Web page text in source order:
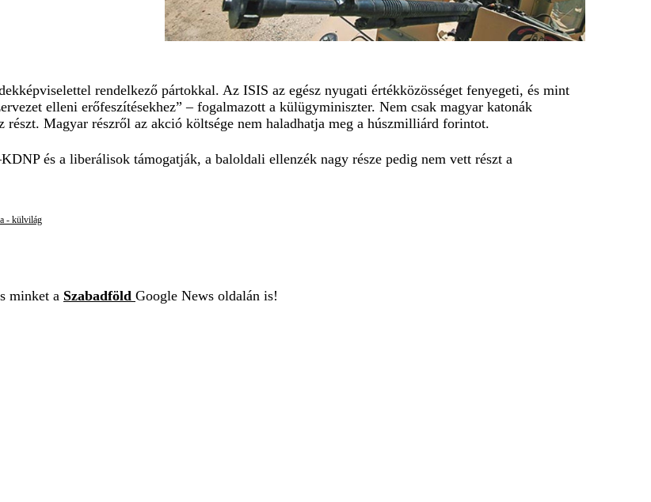
rendelkező pártokkal. Az ISIS az egész nyugati értékközösséget fenyegeti, és mint
elleni erőfeszítésekhez” – fogalmazott a külügyminiszter. Nem csak magyar katonák
részt. Magyar részről az akció költsége nem haladhatja meg a húszmilliárd forintot.
és a liberálisok támogatják, a baloldali ellenzék nagy része pedig nem vett részt a
- külvilág
minket a Szabadföld Google News oldalán is!